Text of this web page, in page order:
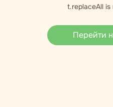
t.replaceAll
Перейти